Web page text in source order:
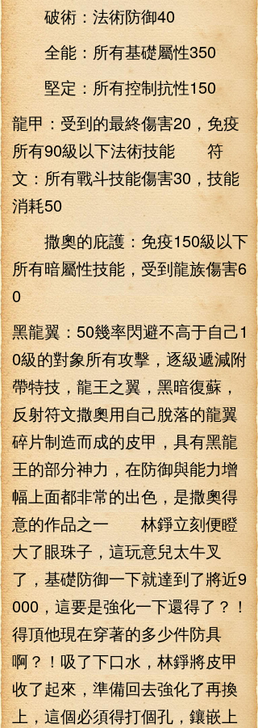
破術：法術防御40
全能：所有基礎屬性350
堅定：所有控制抗性150
龍甲：受到的最終傷害20，免疫
所有90級以下法術技能 符
文：所有戰斗技能傷害30，技能
消耗50
撒奧的庇護：免疫150級以下
所有暗屬性技能，受到龍族傷害6
0
黑龍翼：50幾率閃避不高于自己1
0級的對象所有攻擊，逐級遞減附
帶特技，龍王之翼，黑暗復蘇，
反射符文撒奧用自己脫落的龍翼
碎片制造而成的皮甲，具有黑龍
王的部分神力，在防御與能力增
幅上面都非常的出色，是撒奧得
意的作品之一 林錚立刻便瞪
大了眼珠子，這玩意兒太牛叉
了，基礎防御一下就達到了將近9
000，這要是強化一下還得了？！
得頂他現在穿著的多少件防具
啊？！吸了下口水，林錚將皮甲
收了起來，準備回去強化了再換
上，這個必須得打個孔，鑲嵌上